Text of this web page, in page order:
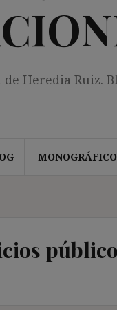
Heredia Ruiz.